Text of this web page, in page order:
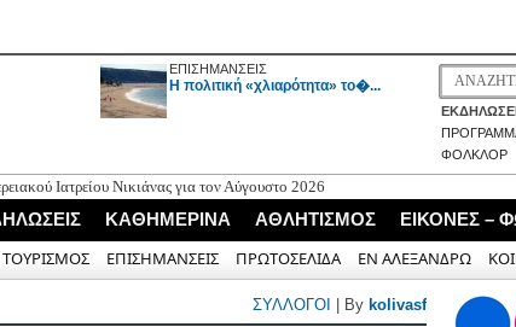
ΕΠΙΣΗΜΑΝΣΕΙΣ
H πολιτική «χλιαρότητα» το�...
ΦΟΛΚΛΟΡ
Ιατρείου Νικιάνας για τον Αύγουστο 2026
Επαμεινώνδας Μανωλίτσης - Την Παρασκευή η κηδεία
λειτουργίας του ΒΙΟ.ΚΑ. και του δικτύου αποχέτευσης της Δ.Ε.
Νόα Λεβή
ΚΑΘΗΜΕΡΙΝΑ ΑΘΛΗΤΙΣΜΟΣ ΕΙΚΟΝΕΣ –
ΤΟΥΡΙΣΜΟΣ ΕΠΙΣΗΜΑΝΣΕΙΣ ΠΡΩΤΟΣΕΛΙΔΑ ΕΝ ΑΛΕΞΑΝΔΡΩ
ΣΥΛΛΟΓΟΙ | By kolivasf